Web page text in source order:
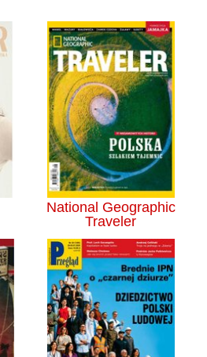
National Geographic
Traveler